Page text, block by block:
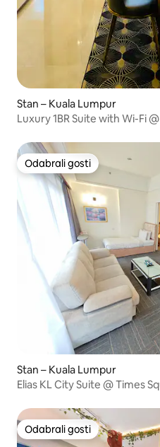
Stan – Kuala Lumpur
Luxury 1BR Suite with Wi-Fi
Odabrali gosti
Odabrali gosti
Stan – Kuala Lumpur
Elias KL City Suite @ Times
Odabrali gosti
Odabrali gosti